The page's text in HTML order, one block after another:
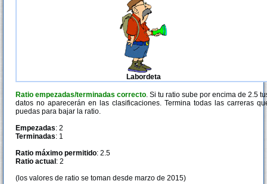
Labordeta
Ratio empezadas/terminadas correcto. Si tu ratio sube por encima de 2.5
datos no aparecerán en las clasificaciones. Termina todas las carreras
puedas para bajar la ratio.
Empezadas: 2
Terminadas: 1
Ratio máximo permitido: 2.5
Ratio actual : 2
(los valores de ratio se toman desde marzo de 2015)